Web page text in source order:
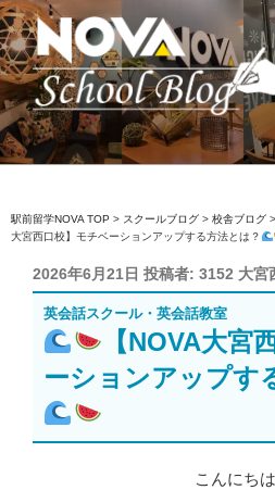
コ
ン
テ
ン
ツ
へ
ス
ッ
プ
駅前留学NOVA【
英会話スクール・英会話教室
駅前留学NOVA TOP > スクールブログ > 校舎ブログ >
大宮西口校】モチベーションアップする方法とは？
投
稿
日:
2026年6月21日 投稿者: 3152 大宮
英会話スクール・英会話教室
【NOVA大宮
ーションアップす
こんにちは